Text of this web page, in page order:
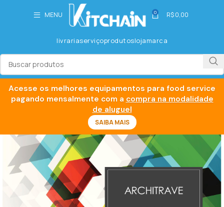
MENU 0 R$0,00
livrariaserviçoprodutoslojamarca
Acesse os melhores equipamentos para food service
pagando mensalmente com a compra na modalidade
de aluguel
SAIBA MAIS